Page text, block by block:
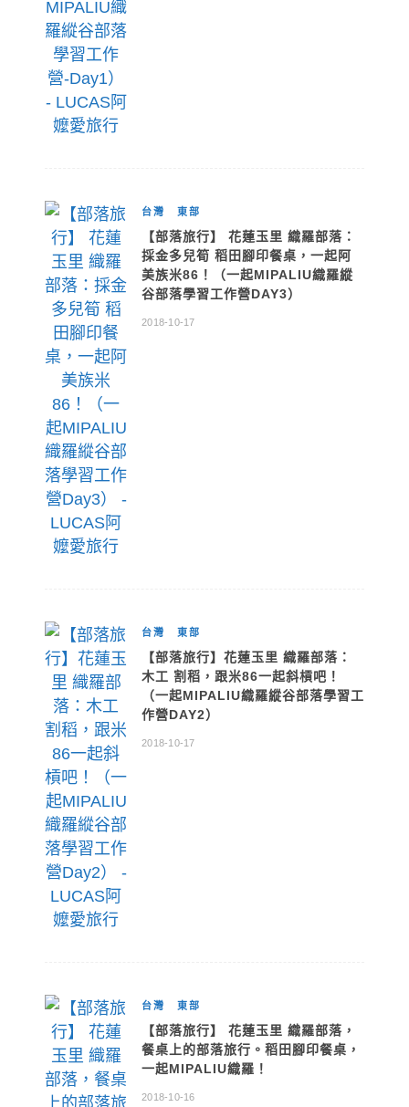
台灣 東部
【部落旅行】 花蓮玉里 織羅部落：
採金多兒筍 稻田腳印餐桌，一起阿
美族米86！（一起MIPALIU織羅縱
谷部落學習工作營DAY3）
2018-10-17
台灣 東部
【部落旅行】花蓮玉里 織羅部落：
木工 割稻，跟米86一起斜槓吧！
（一起MIPALIU織羅縱谷部落學習工
作營DAY2）
2018-10-17
台灣 東部
【部落旅行】 花蓮玉里 織羅部落，
餐桌上的部落旅行。稻田腳印餐桌，
一起MIPALIU織羅！
2018-10-16